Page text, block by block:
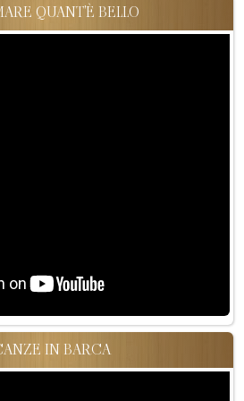
QUANT'È BELLO
IN BARCA